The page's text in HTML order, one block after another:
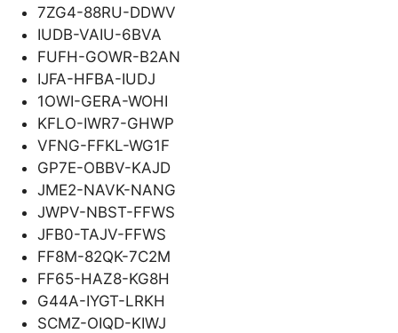
7ZG4-88RU-DDWV
IUDB-VAIU-6BVA
FUFH-GOWR-B2AN
IJFA-HFBA-IUDJ
1OWI-GERA-WOHI
KFLO-IWR7-GHWP
VFNG-FFKL-WG1F
GP7E-OBBV-KAJD
JME2-NAVK-NANG
JWPV-NBST-FFWS
JFB0-TAJV-FFWS
FF8M-82QK-7C2M
FF65-HAZ8-KG8H
G44A-IYGT-LRKH
SCMZ-OIQD-KIWJ